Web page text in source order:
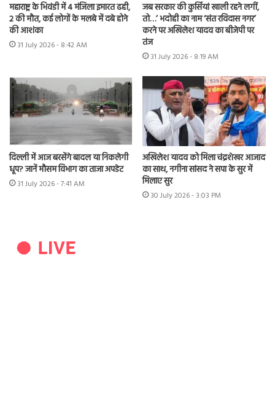
महाराष्ट्र के भिवंडी में 4 मंजिला इमारत ढही,
2 की मौत, कई लोगों के मलबे में दबे होने
की आशंका
31 July 2026 - 8:42 AM
जब सरकार की कुर्सियां खाली रहने लगीं,
तो…’ भदोही का नाम ‘संत रविदास नगर’
करने पर अखिलेश यादव का बीजेपी पर
तंज
31 July 2026 - 8:19 AM
दिल्ली में आज बरसेंगे बादल या निकलेगी
धूप? जानें मौसम विभाग का ताजा अपडेट
31 July 2026 - 7:41 AM
अखिलेश यादव को मिला चंद्रशेखर आजाद
का साथ, नगीना सांसद ने सपा के सुर में
मिलाए सुर
30 July 2026 - 3:03 PM